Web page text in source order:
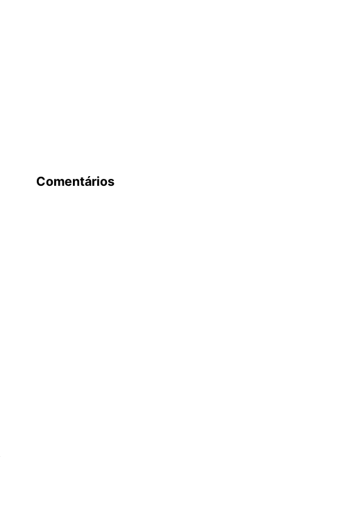
Comentários